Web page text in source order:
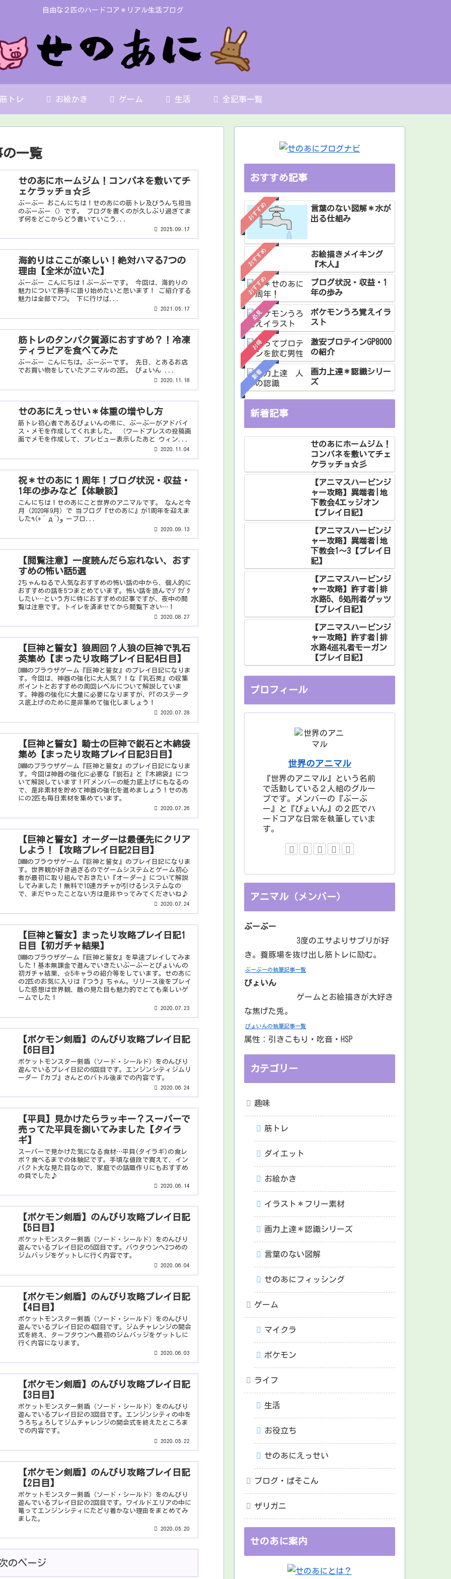
自由な２匹のハードコア＊リアル生活ブログ
トレ お絵かき ゲーム 生活 全記事一覧
の一覧
せのあにホームジム！コンパネを敷いてチ
ェケラッチョ☆彡
ぶーぶー おこんにちは！せのあにの筋トレ及びうんち担当
のぶーぶー（）です。 ブログを書くのが久しぶり過ぎてま
ず何をどこからどう書いていこう...
2025.09.17
海釣りはここが楽しい！絶対ハマる7つの
理由【全米が泣いた】
ぶーぶー こんにちは！ぶーぶーです。 今回は、海釣りの
魅力について勝手に語り始めたいと思います！ ご紹介する
魅力は全部で7つ。 下に行けば...
2021.05.17
筋トレのタンパク質源におすすめ？！冷凍
ティラピアを食べてみた
ぶーぶー こんにちは。ぶーぶーです。 先日、とあるお店
でお買い物をしていたアニマルの2匹。 ぴょいん ...
2020.11.18
せのあにえっせい＊体重の増やし方
筋トレ初心者であるぴょいんの弟に、ぶーぶーがアドバイ
ス・メモを作成してくれました。 （ワードプレスの投稿画
面でメモを作成して、プレビュー表示したあと ウィン...
2020.11.04
祝＊せのあに１周年！ブログ状況・収益・
1年の歩みなど【体験談】
こんにちは！せのあにこと世界のアニマルです。 なんと今
月（2020年9月）で 当ブログ『せのあに』が1周年を迎えま
した٩(*´д`)و ーブロ...
2020.09.13
【閲覧注意】一度読んだら忘れない、おす
すめの怖い話5選
2ちゃんねるで人気なおすすめの怖い話の中から、個人的に
おすすめの話を5つまとめています。怖い話を読んでｿﾞｸｿﾞｸ
したい…という方に特におすすめの記事ですが、夜中の閲
覧は注意です。トイレを済ませてから閲覧下さい…！
2020.08.27
【巨神と誓女】狼周回？人狼の巨神で乳石
英集め【まったり攻略プレイ日記4日目】
DMMのブラウザゲーム『巨神と誓女』のプレイ日記になりま
す。今回は、神器の強化に大人気？！な『乳石英』の収集
ポイントとおすすめの周回レベルについて解説していま
す。神器の強化に大量に必要になりますが、PTのステータ
ス底上げのために是非集めて強化しましょう！
2020.07.28
【巨神と誓女】騎士の巨神で鋭石と木綿袋
集め【まったり攻略プレイ日記3日目】
DMMのブラウザゲーム『巨神と誓女』のプレイ日記になりま
す。今回は神器の強化に必要な『鋭石』と『木綿袋』につ
いて解説しています！PTメンバーの能力底上げにもなるの
で、是非素材を貯めて神器の強化を進めましょう！せのあ
にの2匹も毎日素材を集めています。
2020.07.26
【巨神と誓女】オーダーは最優先にクリア
しよう！【攻略プレイ日記2日目】
DMMのブラウザゲーム『巨神と誓女』のプレイ日記になりま
す。世界観が好き過ぎるのでゲームシステムとゲーム初心
者が最初に取り組んでおきたい『オーダー』について解説
してみました！無料で10連ガチャが引けるシステムなの
で、まだやったことない方は是非やってみてくださいね♪
2020.07.24
【巨神と誓女】まったり攻略プレイ日記1
日目【初ガチャ結果】
DMMのブラウザゲーム『巨神と誓女』を早速プレイしてみま
した！基本無課金で進んでいきたいぶーぶーとぴょいんの
初ガチャ結果、☆5キャラの紹介等をしています。せのあに
の2匹のお気に入りは『つう』ちゃん。リリース後をプレイ
した感想は世界観、敵の見た目も魅力的でとても楽しいゲ
ームでした！
2020.07.23
【ポケモン剣盾】のんびり攻略プレイ日記
【6日目】
ポケットモンスター剣盾（ソード・シールド）をのんびり
遊んでいるプレイ日記の6回目です。エンジンシティジムリ
ーダー『カブ』さんとのバトル後までの内容です。
2020.06.24
【平貝】見かけたらラッキー？スーパーで
売ってた平貝を捌いてみました【タイラ
ギ】
スーパーで見かけた気になる食材…平貝(タイラギ)の食レ
ポ？食べるまでの体験記です。手頃な値段で買えて、イン
パクト大な見た目なので、家庭での話題作りにもおすすめ
の貝でした♪
2020.06.14
【ポケモン剣盾】のんびり攻略プレイ日記
【5日目】
ポケットモンスター剣盾（ソード・シールド）をのんびり
遊んでいるプレイ日記の5回目です。バウタウンへ2つめの
ジムバッジをゲットしに行く内容です。
2020.06.04
【ポケモン剣盾】のんびり攻略プレイ日記
【4日目】
ポケットモンスター剣盾（ソード・シールド）をのんびり
遊んでいるプレイ日記の4回目です。ジムチャレンジの開会
式を終え、ターフタウンへ最初のジムバッジをゲットしに
行く内容になります。
2020.06.03
【ポケモン剣盾】のんびり攻略プレイ日記
【3日目】
ポケットモンスター剣盾（ソード・シールド）をのんびり
遊んでいるプレイ日記の3回目です。エンジンシティの中を
うろちょろしてジムチャレンジの開会式を終えたところま
での内容です。
2020.05.22
【ポケモン剣盾】のんびり攻略プレイ日記
【2日目】
ポケットモンスター剣盾（ソード・シールド）をのんびり
遊んでいるプレイ日記の2回目です。ワイルドエリアの中に
篭ってエンジンシティにたどり着かない理由をまとめてみ
ました。
2020.05.20
のページ
おすすめ記事
おすすめ
言葉のない図解＊水が
出る仕組み
おすすめ
お絵描きメイキング
『木人』
おすすめ
ブログ状況・収益・1
年の歩み
必見
ポケモンうろ覚えイラ
スト
お得
激安プロテインGP8000
の紹介
新着
画力上達＊認識シリー
ズ
新着記事
せのあにホームジム！
コンパネを敷いてチェ
ケラッチョ☆彡
【アニマスハービンジ
ャー攻略】異端者|地
下教会4エッジオン
【プレイ日記】
【アニマスハービンジ
ャー攻略】異端者|地
下教会1～3【プレイ日
記】
【アニマスハービンジ
ャー攻略】許す者|排
水路5、6処刑者ゲッツ
【プレイ日記】
【アニマスハービンジ
ャー攻略】許す者|排
水路4巡礼者モーガン
【プレイ日記】
プロフィール
世界のアニマル
『世界のアニマル』という名前
で活動している２人組のグルー
プです。メンバーの『ぶーぶ
ー』と『ぴょいん』の２匹でハ
ードコアな日常を執筆していま
す。
アニマル（メンバー）
ぶーぶー
3度のエサよりサプリが好
き。養豚場を抜け出し筋トレに励む。
ぶーぶーの執筆記事一覧
ぴょいん
ゲームとお絵描きが大好き
な焦げた兎。
ぴょいんの執筆記事一覧
属性：引きこもり・吃音・HSP
カテゴリー
趣味
筋トレ
ダイエット
お絵かき
イラスト＊フリー素材
画力上達＊認識シリーズ
言葉のない図解
せのあにフィッシング
ゲーム
マイクラ
ポケモン
ライフ
生活
お役立ち
せのあにえっせい
ブログ・ぱそこん
ザリガニ
せのあに案内